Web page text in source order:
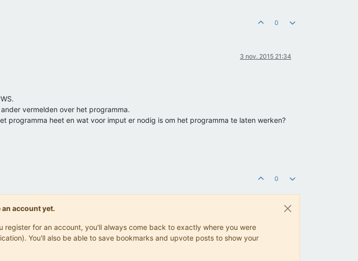
0
3 nov. 2015 21:34
vermelden over het programma.
programma heet en wat voor imput er nodig is om het programma te laten werken?
0
account yet.
for an account, you'll always come back to exactly where you were
You'll also be able to save bookmarks and upvote posts to show your